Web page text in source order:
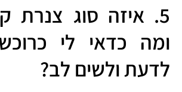
5. איזה סוג צנרת
ומה כדאי לי
לדעת ולשים לב?